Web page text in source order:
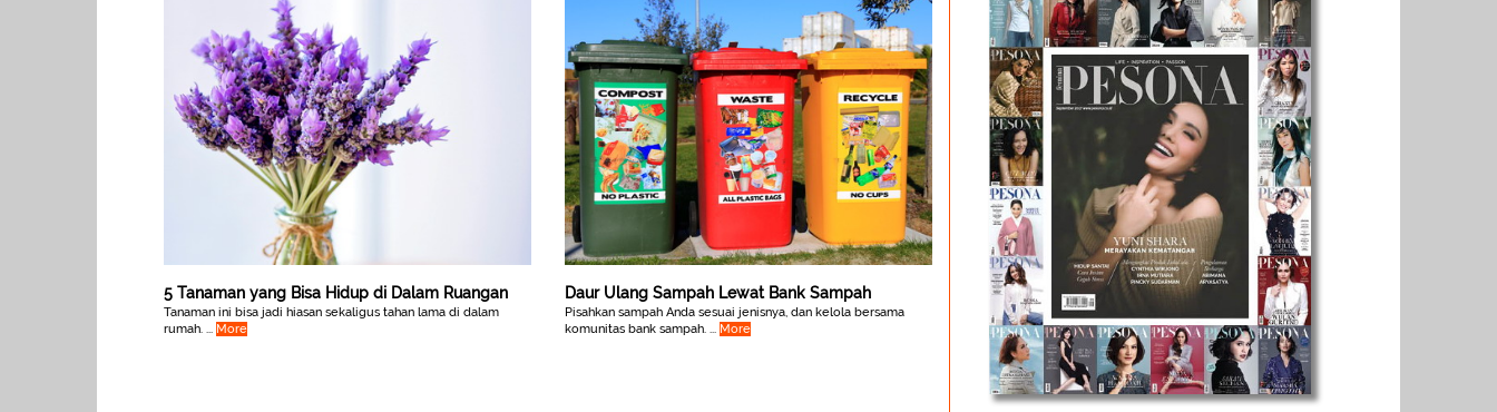
5 Tanaman yang Bisa Hidup di Dalam Ruangan
Tanaman ini bisa jadi hiasan sekaligus tahan lama di dalam
rumah. ... More
Daur Ulang Sampah Lewat Bank Sampah
Pisahkan sampah Anda sesuai jenisnya, dan kelola bersama
komunitas bank sampah. ... More